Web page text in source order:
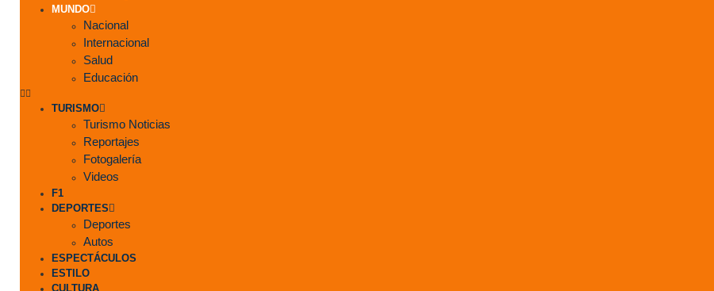
MUNDO
Nacional
Internacional
Salud
Educación
TURISMO
Turismo Noticias
Reportajes
Fotogalería
Videos
F1
DEPORTES
Deportes
Autos
ESPECTÁCULOS
ESTILO
CULTURA